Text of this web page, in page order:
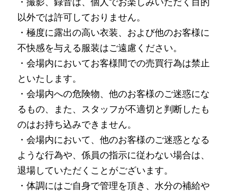
以外では許可しておりません。
・極度に露出の高い衣装、および他のお客様に
不快感を与える服装はご遠慮ください。
・会場内においてお客様間での売買行為は禁止
といたします。
・会場内への危険物、他のお客様のご迷惑にな
るもの、また、スタッフが不適切と判断したも
のはお持ち込みできません。
・会場内において、他のお客様のご迷惑となる
ような行為や、係員の指示に従わない場合は、
退場していただくことがございます。
・体調にはご自身で管理を頂き、水分の補給や